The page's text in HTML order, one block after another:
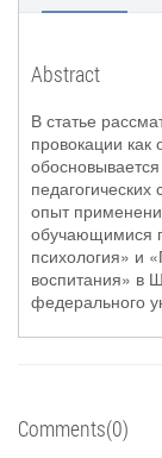
Abstract
В статье
провокации как
опыт
обучающимися
психология» и
воспитания» в
федерального
Comments(0)